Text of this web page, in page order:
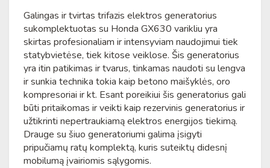
Galingas ir tvirtas trifazis elektros generatorius
sukomplektuotas su Honda GX630 varikliu yra
skirtas profesionaliam ir intensyviam naudojimui tiek
statybvietėse, tiek kitose veiklose. Šis generatorius
yra itin patikimas ir tvarus, tinkamas naudoti su lengva
ir sunkia technika tokia kaip betono maišyklės, oro
kompresoriai ir kt. Esant poreikiui šis generatorius gali
būti pritaikomas ir veikti kaip rezervinis generatorius ir
užtikrinti nepertraukiamą elektros energijos tiekimą.
Drauge su šiuo generatoriumi galima įsigyti
pripučiamų ratų komplektą, kuris suteiktų didesnį
mobilumą įvairiomis sąlygomis.